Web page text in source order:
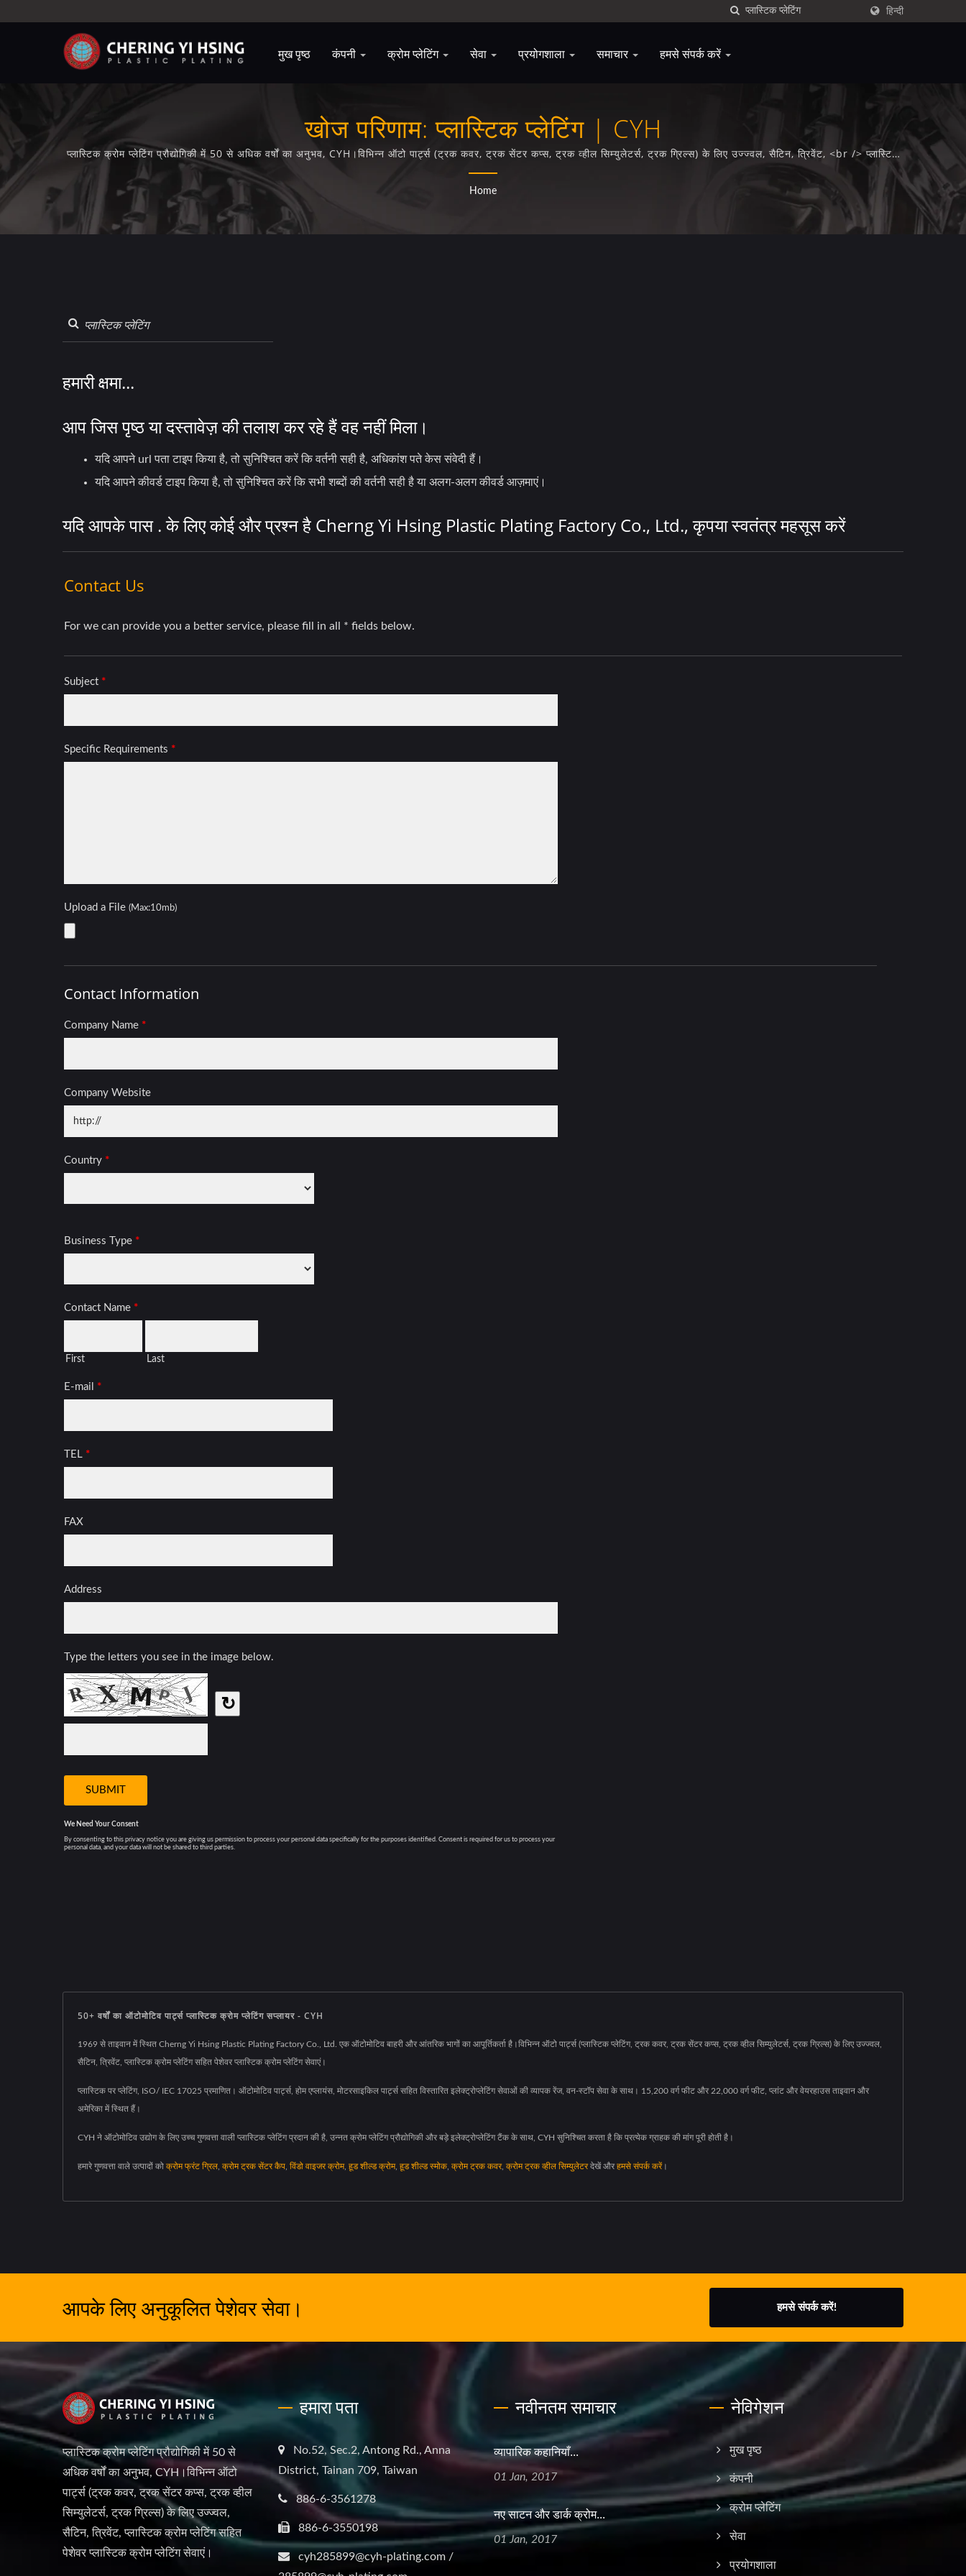
हिन्दी
मुख पृष्ठ कंपनी क्रोम प्लेटिंग सेवा प्रयोगशाला समाचार हमसे संपर्क करें
खोज परिणाम: प्लास्टिक प्लेटिंग | CYH
प्लास्टिक क्रोम प्लेटिंग प्रौद्योगिकी में 50 से अधिक वर्षों का अनुभव, CYH।विभिन्न ऑटो पार्ट्स (ट्रक कवर, ट्रक सेंटर कप्स, ट्रक व्हील सिम्युलेटर्स, ट्रक ग्रिल्स) के लिए उज्ज्वल, सैटिन, त्रिवेंट, <br /> प्लास्टिक
क्रोम प्लेटिंग सहित पेशेवर प्लास्टिक क्रोम प्लेटिंग सेवाएं।
Home
हमारी क्षमा...
आप जिस पृष्ठ या दस्तावेज़ की तलाश कर रहे हैं वह नहीं मिला।
यदि आपने url पता टाइप किया है, तो सुनिश्चित करें कि वर्तनी सही है, अधिकांश पते केस संवेदी हैं।
यदि आपने कीवर्ड टाइप किया है, तो सुनिश्चित करें कि सभी शब्दों की वर्तनी सही है या अलग-अलग कीवर्ड आज़माएं।
यदि आपके पास . के लिए कोई और प्रश्न है Cherng Yi Hsing Plastic Plating Factory Co., Ltd., कृपया स्वतंत्र महसूस करें
50+ वर्षों का ऑटोमोटिव पार्ट्स प्लास्टिक क्रोम प्लेटिंग सप्लायर - CYH
1969 से ताइवान में स्थित Cherng Yi Hsing Plastic Plating Factory Co., Ltd. एक ऑटोमोटिव बाहरी और आंतरिक भागों का आपूर्तिकर्ता है।विभिन्न ऑटो पार्ट्स (प्लास्टिक प्लेटिंग, ट्रक कवर, ट्रक सेंटर कप्स, ट्रक व्हील सिम्युलेटर्स, ट्रक ग्रिल्स) के लिए उज्ज्वल,
सैटिन, त्रिवेंट, प्लास्टिक क्रोम प्लेटिंग सहित पेशेवर प्लास्टिक क्रोम प्लेटिंग सेवाएं।
प्लास्टिक पर प्लेटिंग, ISO/ IEC 17025 प्रमाणित। ऑटोमोटिव पार्ट्स, होम एप्लायंस, मोटरसाइकिल पार्ट्स सहित विस्तारित इलेक्ट्रोप्लेटिंग सेवाओं की व्यापक रेंज, वन-स्टॉप सेवा के साथ। 15,200 वर्ग फीट और 22,000 वर्ग फीट, प्लांट और वेयरहाउस ताइवान और
अमेरिका में स्थित हैं।
CYH ने ऑटोमोटिव उद्योग के लिए उच्च गुणवत्ता वाली प्लास्टिक प्लेटिंग प्रदान की है, उन्नत क्रोम प्लेटिंग प्रौद्योगिकी और बड़े इलेक्ट्रोप्लेटिंग टैंक के साथ, CYH सुनिश्चित करता है कि प्रत्येक ग्राहक की मांग पूरी होती है।
हमारे गुणवत्ता वाले उत्पादों को क्रोम फ्रंट ग्रिल क्रोम ट्रक सेंटर कैप विंडो वाइजर क्रोम, हूड शील्ड क्रोम, हूड शील्ड स्मोक क्रोम ट्रक कवर, क्रोम ट्रक व्हील सिम्युलेटरदेखें औरहमसे संपर्क करें।
आपके लिए अनुकूलित पेशेवर सेवा। हमसे संपर्क करें!
प्लास्टिक क्रोम प्लेटिंग प्रौद्योगिकी में 50 से
अधिक वर्षों का अनुभव, CYH।विभिन्न ऑटो
पार्ट्स (ट्रक कवर, ट्रक सेंटर कप्स, ट्रक व्हील
सिम्युलेटर्स, ट्रक ग्रिल्स) के लिए उज्ज्वल,
सैटिन, त्रिवेंट, प्लास्टिक क्रोम प्लेटिंग सहित
पेशेवर प्लास्टिक क्रोम प्लेटिंग सेवाएं।
हमारा पता
No.52, Sec.2, Antong Rd., Anna
District, Tainan 709, Taiwan
886-6-3561278
886-6-3550198
cyh285899@cyh-plating.com /
नवीनतम समाचार
व्यापारिक कहानियाँ...
01 Jan, 2017
नए साटन और डार्क क्रोम...
01 Jan, 2017
नेविगेशन
मुख पृष्ठ
कंपनी
क्रोम प्लेटिंग
सेवा
प्रयोगशाला